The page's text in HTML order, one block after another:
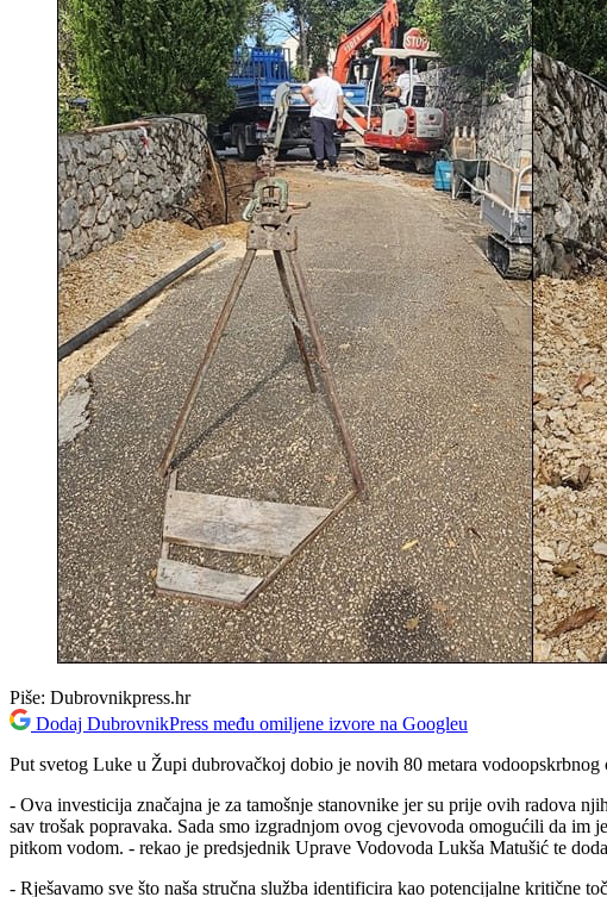
Piše: Dubrovnikpress.hr
Dodaj DubrovnikPress među omiljene izvore na Googleu
Put svetog Luke u Župi dubrovačkoj dobio je novih 80 metara
- Ova investicija značajna je za tamošnje stanovnike jer su prije ovih radova
sav trošak popravaka. Sada smo izgradnjom ovog cjevovoda omogućili da
pitkom vodom. - rekao je predsjednik Uprave Vodovoda Lukša Matušić te
- Rješavamo sve što naša stručna služba identificira kao potencijalne kritične